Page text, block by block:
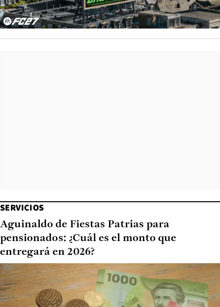
SERVICIOS
Aguinaldo de Fiestas Patrias para
pensionados: ¿Cuál es el monto que
entregará en 2026?